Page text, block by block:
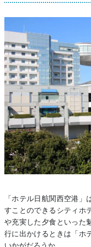
「ホテル日航関西空港
すことのできるシティホ
や充実した夕食といった
行に出かけるときは「ホ